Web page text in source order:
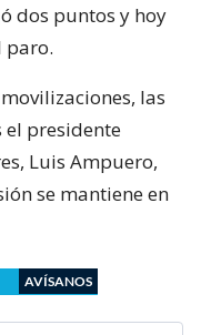
dos puntos y hoy
paro.
las
el presidente
Luis Ampuero,
se mantiene en
AVÍSANOS